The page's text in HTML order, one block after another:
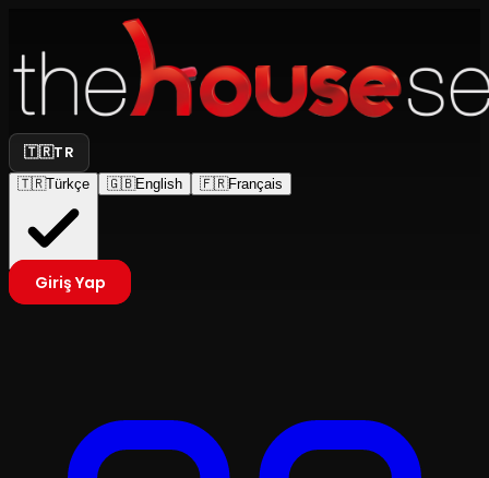
🇹🇷TR
🇹🇷Türkçe 🇬🇧English 🇫🇷Français
Giriş Yap